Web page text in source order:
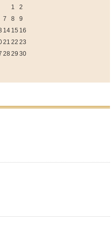
1
2
7 8
9
14 15 16
21 22 23
28 29 30